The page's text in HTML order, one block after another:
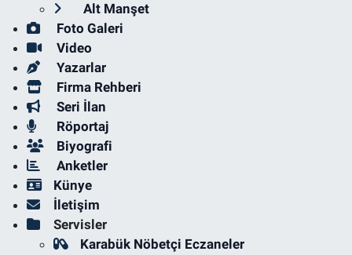
Alt Manşet
Foto Galeri
Video
Yazarlar
Firma Rehberi
Seri İlan
Röportaj
Biyografi
Anketler
Künye
İletişim
Servisler
Karabük Nöbetçi Eczaneler